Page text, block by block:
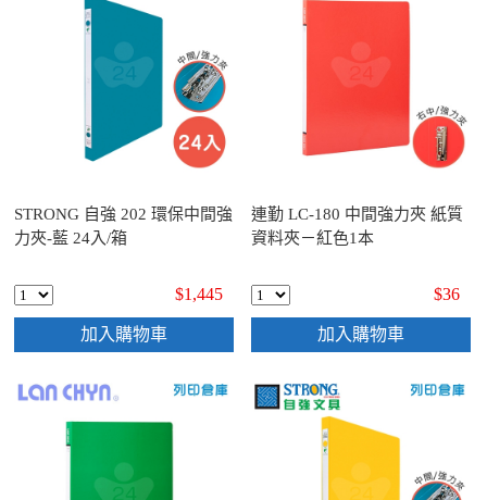
STRONG 自強 202 環保中間強
力夾-藍 24入/箱
$1,445
加入購物車
連勤 LC-180 中間強力夾 紙質
資料夾－紅色1本
$36
加入購物車